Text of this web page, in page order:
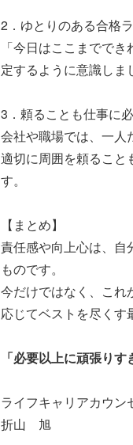
2．ゆとりのある合格
「今日はここまでで
定するように意識しま
3．頼ることも仕事に
会社や職場では、一人
適切に周囲を頼ること
す。
【まとめ】
責任感や向上心は、自
ものです。
今だけではなく、これ
応じてベストを尽くす
「必要以上に頑張りす
ライフキャリアカウン
折山 旭